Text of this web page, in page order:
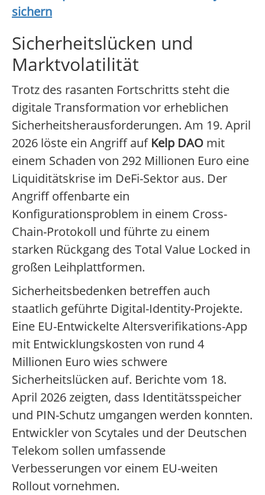
sichern
Sicherheitslücken und
Marktvolatilität
Trotz des rasanten Fortschritts steht die
digitale Transformation vor erheblichen
Sicherheitsherausforderungen. Am 19. April
2026 löste ein Angriff auf Kelp DAO mit
einem Schaden von 292 Millionen Euro eine
Liquiditätskrise im DeFi-Sektor aus. Der
Angriff offenbarte ein
Konfigurationsproblem in einem Cross-
Chain-Protokoll und führte zu einem
starken Rückgang des Total Value Locked in
großen Leihplattformen.
Sicherheitsbedenken betreffen auch
staatlich geführte Digital-Identity-Projekte.
Eine EU-Entwickelte Altersverifikations-App
mit Entwicklungskosten von rund 4
Millionen Euro wies schwere
Sicherheitslücken auf. Berichte vom 18.
April 2026 zeigten, dass Identitätsspeicher
und PIN-Schutz umgangen werden konnten.
Entwickler von Scytales und der Deutschen
Telekom sollen umfassende
Verbesserungen vor einem EU-weiten
Rollout vornehmen.